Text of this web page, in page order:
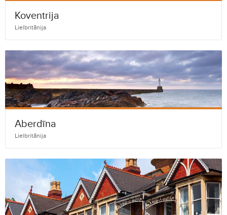
Koventrija
Lielbritānija
Aberdīna
Lielbritānija